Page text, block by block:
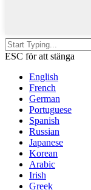
ESC för att stänga
English
French
German
Portuguese
Spanish
Russian
Japanese
Korean
Arabic
Irish
Greek